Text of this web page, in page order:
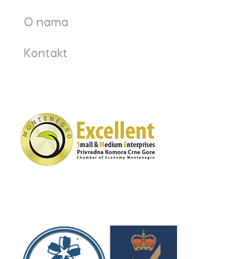
O nama
Kontakt